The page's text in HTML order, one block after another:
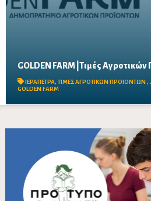
GOLDEN FARM |Τιμές
ΙΕΡΑΠΕΤΡΑ,ΤΙΜΕΣ ΑΓΡΟΤΙΚΩΝ ΠΡΟΙΟΝΤΩΝ ,
GOLDEN FARM